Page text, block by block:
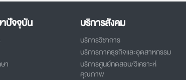
ปัจจุบัน
า
บริการสังคม
บริการวิชาการ
บริการภาคธุรกิจและอุตสาหกรรม
บริการศูนย์ทดสอบ/วิเคราะห์
คุณภาพ